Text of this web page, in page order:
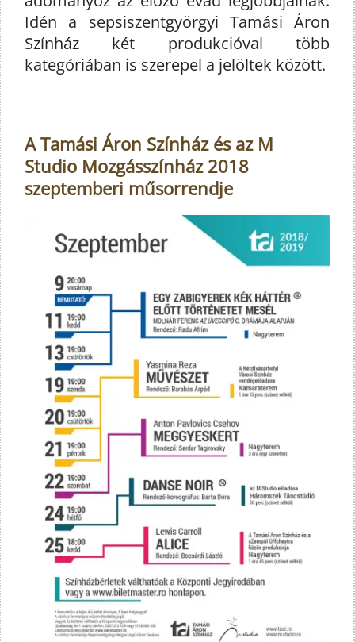
Idén a sepsiszentgyörgyi Tamási Áron
Színház két produkcióval több
kategóriában is szerepel a jelöltek között.
A Tamási Áron Színház és az M
Studio Mozgásszínház 2018
szeptemberi műsorrendje